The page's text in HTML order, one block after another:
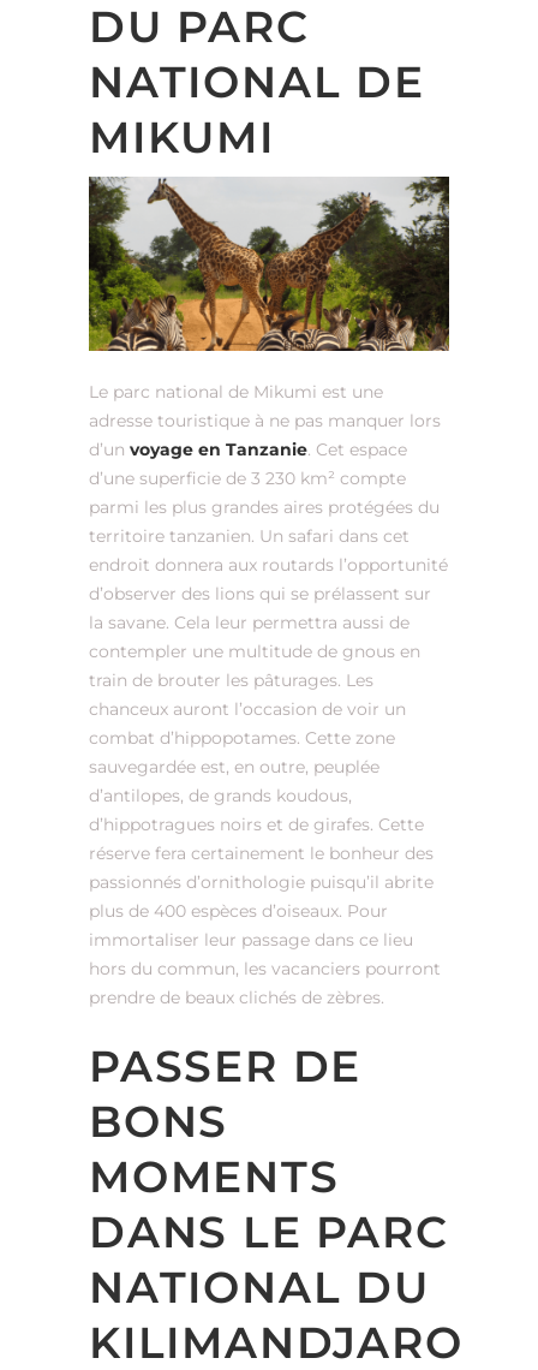
DU PARC
NATIONAL DE
MIKUMI
Le parc national de Mikumi est une
adresse touristique à ne pas manquer lors
d’un voyage en Tanzanie. Cet espace
d’une superficie de 3 230 km² compte
parmi les plus grandes aires protégées du
territoire tanzanien. Un safari dans cet
endroit donnera aux routards l’opportunité
d’observer des lions qui se prélassent sur
la savane. Cela leur permettra aussi de
contempler une multitude de gnous en
train de brouter les pâturages. Les
chanceux auront l’occasion de voir un
combat d’hippopotames. Cette zone
sauvegardée est, en outre, peuplée
d’antilopes, de grands koudous,
d’hippotragues noirs et de girafes. Cette
réserve fera certainement le bonheur des
passionnés d’ornithologie puisqu’il abrite
plus de 400 espèces d’oiseaux. Pour
immortaliser leur passage dans ce lieu
hors du commun, les vacanciers pourront
prendre de beaux clichés de zèbres.
PASSER DE
BONS
MOMENTS
DANS LE PARC
NATIONAL DU
KILIMANDJARO